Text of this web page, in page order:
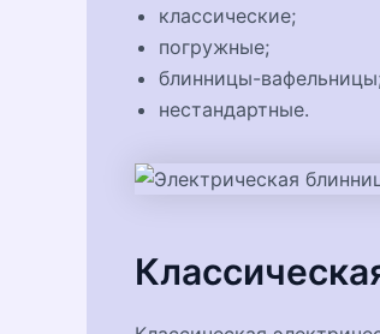
классические;
погружные;
блинницы-
нестандартные.